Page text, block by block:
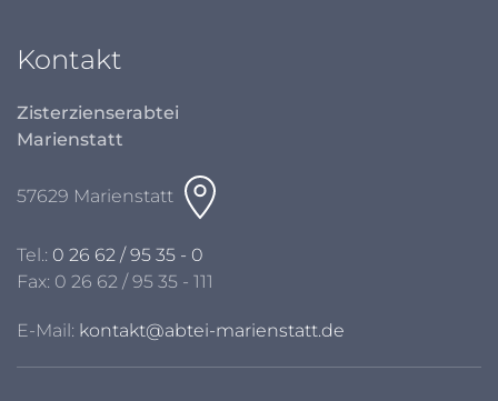
Kontakt
Zisterzienserabtei
Marienstatt
57629 Marienstatt
Tel.: 0 26 62 / 95 35 - 0
Fax: 0 26 62 / 95 35 - 111
E-Mail: kontakt@abtei-marienstatt.de